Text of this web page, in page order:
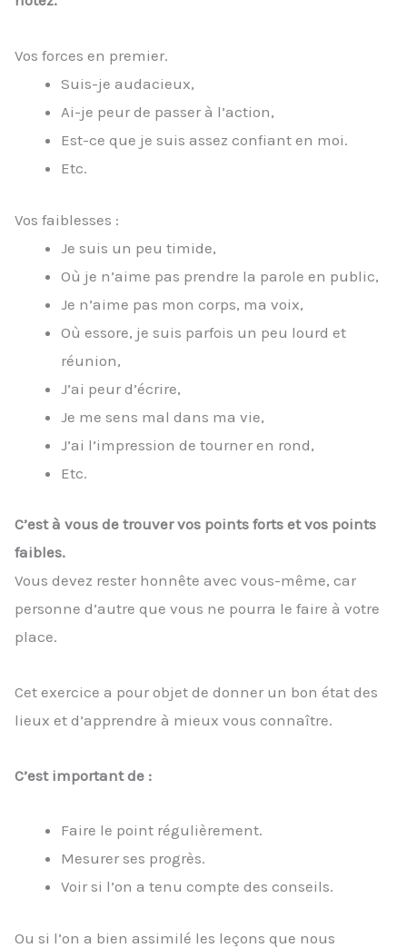
Vos forces en premier.
Suis-je audacieux,
Ai-je peur de passer à l’action,
Est-ce que je suis assez confiant en moi.
Etc.
Vos faiblesses :
Je suis un peu timide,
Où je n’aime pas prendre la parole en public,
Je n’aime pas mon corps, ma voix,
Où essore, je suis parfois un peu lourd et
réunion,
J’ai peur d’écrire,
Je me sens mal dans ma vie,
J’ai l’impression de tourner en rond,
Etc.
C’est à vous de trouver vos points forts et vos points
faibles.
Vous devez rester honnête avec vous-même, car
personne d’autre que vous ne pourra le faire à votre
place.
Cet exercice a pour objet de donner un bon état des
lieux et d’apprendre à mieux vous connaître.
C’est important de :
Faire le point régulièrement.
Mesurer ses progrès.
Voir si l’on a tenu compte des conseils.
Ou si l’on a bien assimilé les leçons que nous